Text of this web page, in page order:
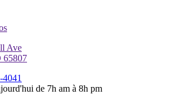
Ave
65807
de 7h am à 8h pm